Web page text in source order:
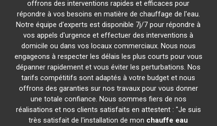
offrons des interventions rapides et efficaces pour
répondre à vos besoins en matière de chauffage de l'eau.
Notre équipe d'experts est disponible 7j/7 pour répondre à
vos appels d'urgence et effectuer des interventions à
domicile ou dans vos locaux commerciaux. Nous nous
engageons à respecter les délais les plus courts pour vous
dépanner rapidement et vous éviter les perturbations. Nos
tarifs compétitifs sont adaptés à votre budget et nous
offrons des garanties sur nos travaux pour vous donner
une totale confiance. Nous sommes fiers de nos
réalisations et nos clients satisfaits en attestent : "Je suis
très satisfait de l'installation de mon chauffe eau